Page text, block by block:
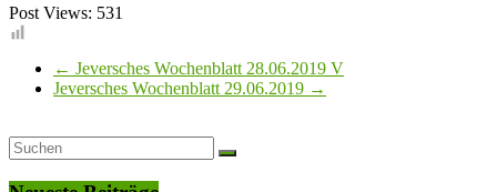
Post Views: 531
← Jeversches Wochenblatt 28.06.2019 V
Jeversches Wochenblatt 29.06.2019 →